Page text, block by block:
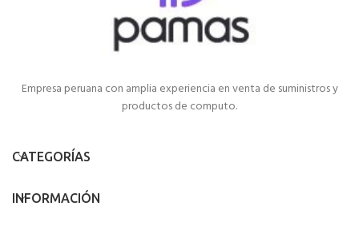
Empresa peruana con amplia experiencia en venta de suministros y
productos de computo.
CATEGORÍAS
INFORMACIÓN